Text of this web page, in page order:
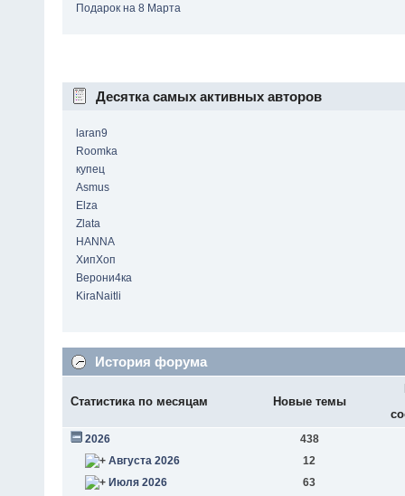
Подарок на 8 Марта
Десятка самых активных авторов
laran9
Roomka
купец
Asmus
Elza
Zlata
HANNA
ХипХоп
Верони4ка
KiraNaitli
История форума
Статистика по месяцам Новые темы
2026
438
Августа 2026
12
Июля 2026
63